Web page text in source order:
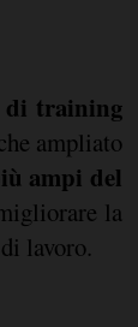
di training
ampliato
ampi del
la
lavoro.